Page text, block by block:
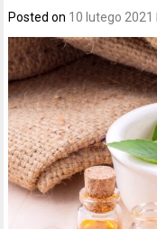
Posted on 10 lutego 2021